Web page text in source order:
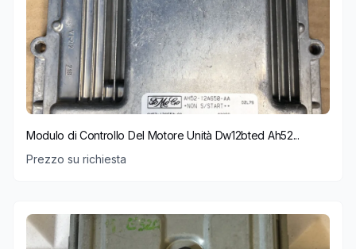
Modulo di Controllo Del Motore Unità Dw12bted Ah52...
Prezzo su richiesta